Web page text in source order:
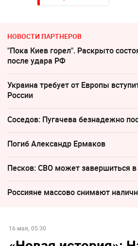
НОВОСТИ ПАРТНЕРОВ
"Пока Киев горел". Раскрыто
после удара РФ
Украина требует от Европы
России
Соседов: Пугачева безнадежно
Погиб Александр Ермаков
Песков: СВО может завершиться
Россияне массово снимают
16 мая, 05:30